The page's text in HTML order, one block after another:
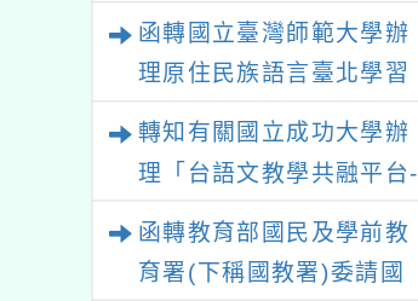
局辦理「115年度教師專
業成長研習實施計畫－夢
的N次方素養工作坊新北
場」計畫
函轉國立臺灣師範大學辦
理原住民族語言臺北學習
中心115年度第2期「族語
轉知有關國立成功大學辦
理「台語文教學共融平台-
函轉教育部國民及學前教
育署(下稱國教署)委請國